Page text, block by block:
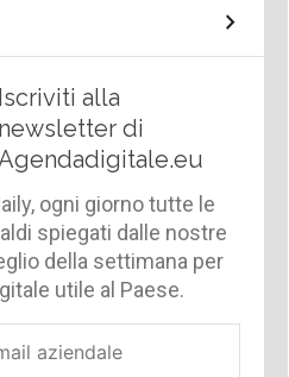
Iscriviti alla
newsletter di
ogni giorno tutte le
spiegati dalle nostre
della settimana per
utile al Paese.